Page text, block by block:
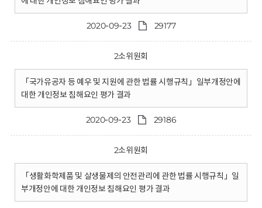
2020-09-23 29177
2소위원회
「국가유공자 등 예우 및 지원에 관한 법률 시행규칙」일부개정안에
대한 개인정보 침해요인 평가 결과
2020-09-23 29186
2소위원회
「생활화학제품 및 살생물제의 안전관리에 관한 법률 시행규칙」일
부개정안에 대한 개인정보 침해요인 평가 결과